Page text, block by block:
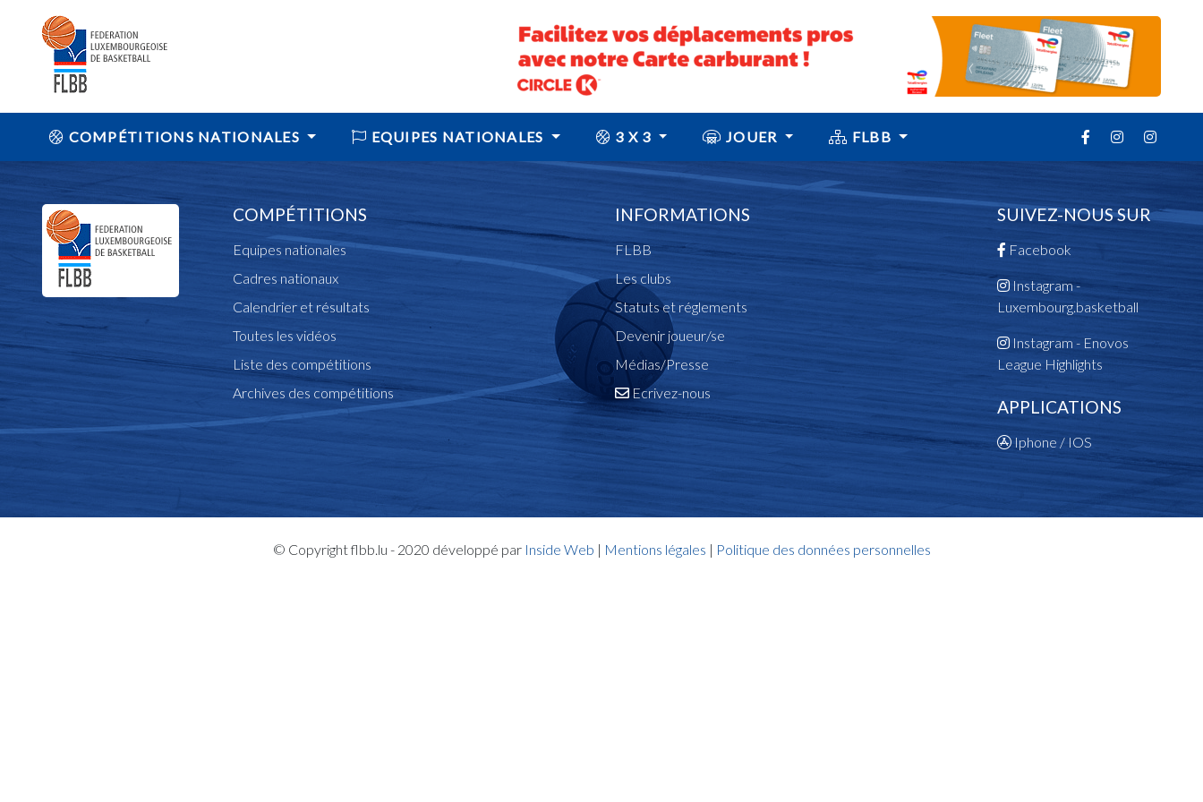
COMPÉTITIONS NATIONALES EQUIPES NATIONALES 3 X 3 JOUER FLBB
COMPÉTITIONS
Equipes nationales
Cadres nationaux
Calendrier et résultats
Toutes les vidéos
Liste des compétitions
Archives des compétitions
INFORMATIONS
FLBB
Les clubs
Statuts et réglements
Devenir joueur/se
Médias/Presse
Ecrivez-nous
SUIVEZ-NOUS SUR
Facebook
Instagram -
Luxembourg.basketball
Instagram - Enovos
League Highlights
APPLICATIONS
Iphone / IOS
© Copyright flbb.lu - 2020 développé par Inside Web | Mentions légales | Politique des données personnelles